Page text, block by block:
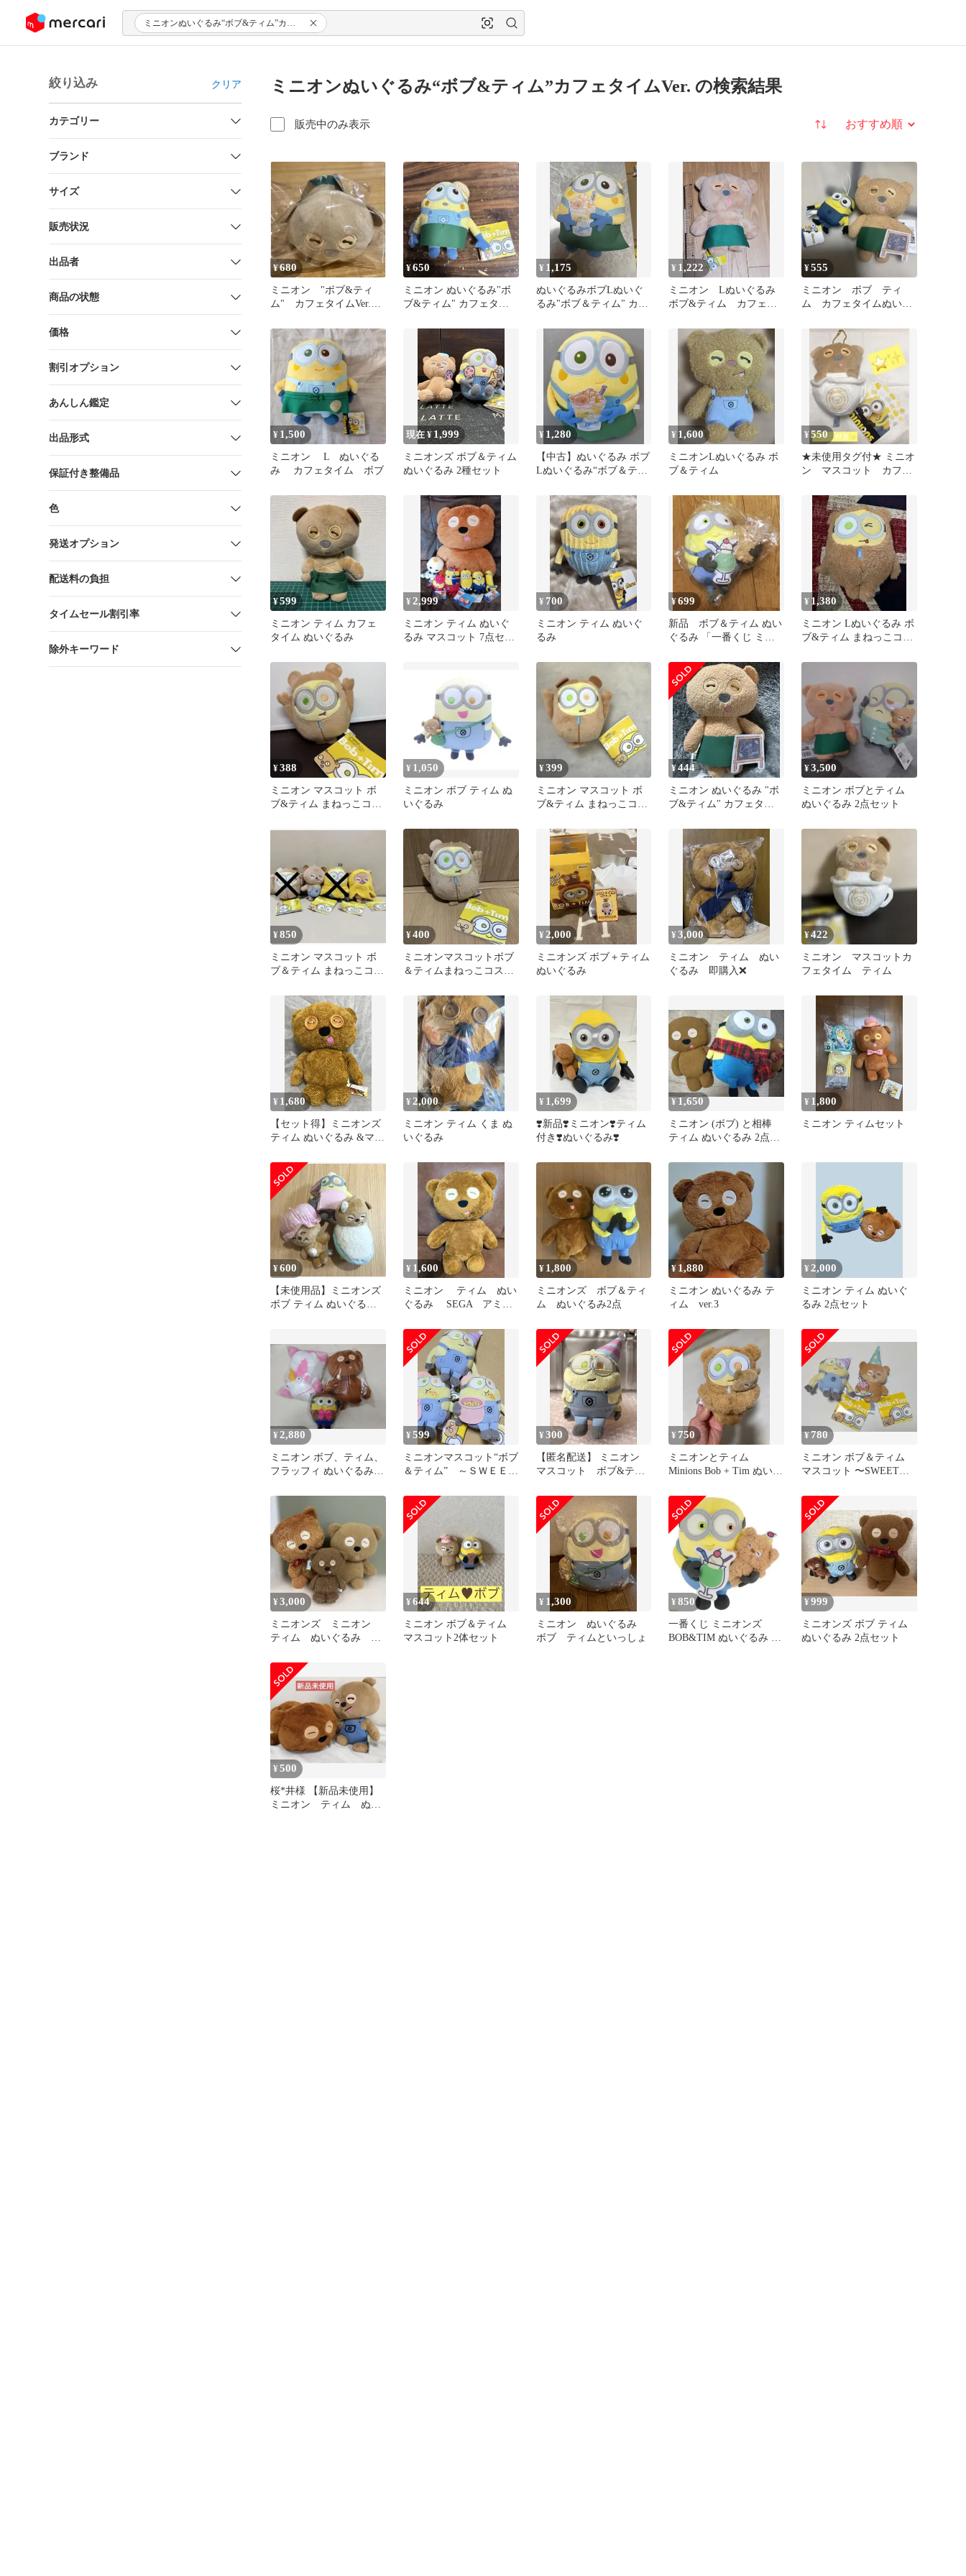
ツにスキップ
絞り込み クリア
カテゴリー
ブランド
サイズ
販売状況
出品者
商品の状態
価格
割引オプション
あんしん鑑定
出品形式
保証付き整備品
色
発送オプション
配送料の負担
タイムセール割引率
除外キーワード
ミニオンぬいぐるみ“ボブ&ティム”カフェタイムVer. の検索結果
販売中のみ表示 並び替え
¥680
ミニオン "ボブ&ティ
ム" カフェタイムVer.
¥650
ミニオン ぬいぐるみ"ボ
ブ&ティム" カフェタイ
¥ 1,175
ぬいぐるみボブLぬいぐ
るみ"ボブ＆ティム" カフ
ズ」
¥ 1,222
ミニオン Lぬいぐるみ
ボブ&ティム カフェタ
¥555
ミニオン ボブ ティ
ム カフェタイムぬいぐ
ト未使用プライズ
¥ 1,500
ミニオン L ぬいぐる
み カフェタイム ボブ
現在 ¥1,999
ミニオンズ ボブ＆ティム
ぬいぐるみ 2種セット
¥ 1,280
【中古】ぬいぐるみ ボブ
Lぬいぐるみ“ボブ＆ティ
ニオンズ」
¥ 1,600
ミニオンLぬいぐるみ ボ
ブ＆ティム
¥550
★未使用タグ付★ ミニオ
ン マスコット カフェ
るみ ★
¥599
ミニオン ティム カフェ
タイム ぬいぐるみ
¥ 2,999
ミニオン ティム ぬいぐ
るみ マスコット 7点セッ
¥ 700
ミニオン ティム ぬいぐ
るみ
¥699
新品 ボブ＆ティム ぬい
ぐるみ 「一番くじ ミニ
¥ 1,380
ミニオン Lぬいぐるみ ボ
ブ&ティム まねっこコス
¥388
ミニオン マスコット ボ
ブ&ティム まねっこコス
¥ 1,050
ミニオン ボブ ティム ぬ
いぐるみ
¥399
ミニオン マスコット ボ
ブ&ティム まねっこコス
¥444
ミニオン ぬいぐるみ "ボ
ブ&ティム" カフェタイ
¥3,500
ミニオン ボブとティム
ぬいぐるみ 2点セット
¥850
ミニオン マスコット ボ
ブ＆ティム まねっこコス
¥400
ミニオンマスコットボブ
＆ティムまねっこコスチ
スコット
¥ 2,000
ミニオンズ ボブ＋ティム
ぬいぐるみ
¥3,000
ミニオン ティム ぬい
ぐるみ 即購入❌
¥422
ミニオン マスコットカ
フェタイム ティム
¥ 1,680
【セット得】ミニオンズ
ティム ぬいぐるみ &マス
¥ 2,000
ミニオン ティム くま ぬ
いぐるみ
¥ 1,699
❣️新品❣️ミニオン❣️ティム
付き❣️ぬいぐるみ❣️
¥ 1,650
ミニオン (ボブ) と相棒
ティム ぬいぐるみ 2点セ
¥ 1,800
ミニオン ティムセット
¥600
【未使用品】ミニオンズ
ボブ ティム ぬいぐるみ
¥ 1,600
ミニオン ティム ぬい
ぐるみ SEGA アミュ
¥ 1,800
ミニオンズ ボブ＆ティ
ム ぬいぐるみ2点
¥ 1,880
ミニオン ぬいぐるみ テ
ィム ver.3
¥ 2,000
ミニオン ティム ぬいぐ
るみ 2点セット
¥ 2,880
ミニオン ボブ、ティム、
フラッフィ ぬいぐるみ 3
¥599
ミニオンマスコット“ボブ
＆ティム” ～ＳＷＥＥＴ
¥300
【匿名配送】 ミニオン
マスコット ボブ&ティ
¥ 750
ミニオンとティム
Minions Bob + Tim ぬいぐ
¥780
ミニオン ボブ＆ティム
マスコット 〜SWEET〜
¥3,000
ミニオンズ ミニオン
ティム ぬいぐるみ 3
¥644
ミニオン ボブ＆ティム
マスコット2体セット
¥ 1,300
ミニオン ぬいぐるみ
ボブ ティムといっしょ
¥ 850
一番くじ ミニオンズ
BOB&TIM ぬいぐるみ A
¥999
ミニオンズ ボブ ティム
ぬいぐるみ 2点セット
¥500
桜*井様 【新品未使用】
ミニオン ティム ぬい